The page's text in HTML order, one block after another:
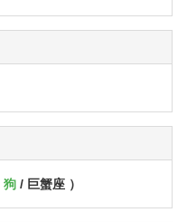
狗 / 巨蟹座 ）